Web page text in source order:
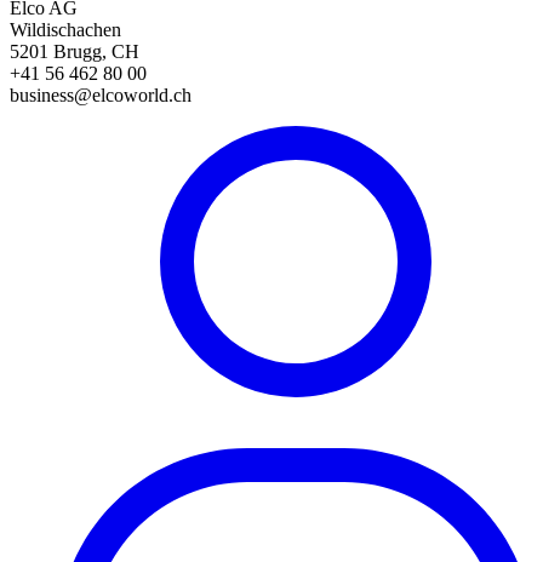
Elco AG
Wildischachen
5201 Brugg, CH
+41 56 462 80 00
business@elcoworld.ch